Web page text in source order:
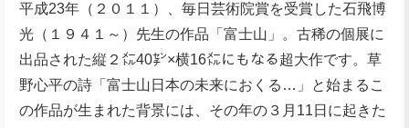
平成23年（２０１１）、毎日芸術院賞を受賞した石飛博
光（１９４１～）先生の作品「富士山」。古稀の個展に
出品された縦２㍍40㌢×横16㍍にもなる超大作です。草
野心平の詩「富士山日本の未来におくる…」と始まるこ
の作品が生まれた背景には、その年の３月11日に起きた